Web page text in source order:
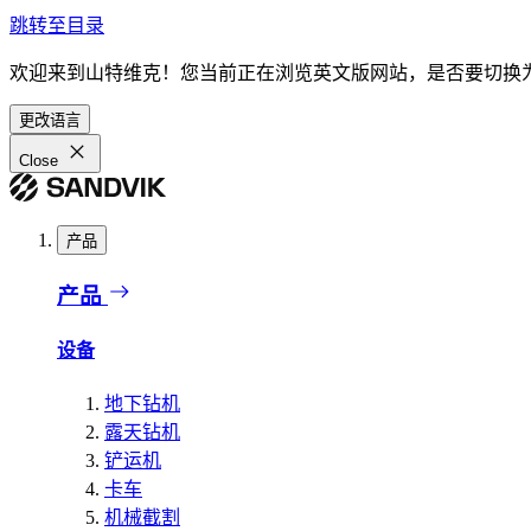
跳转至目录
欢迎来到山特维克！您当前正在浏览英文版网站，是否要切换
更改语言
Close
产品
产品
设备
地下钻机
露天钻机
铲运机
卡车
机械截割